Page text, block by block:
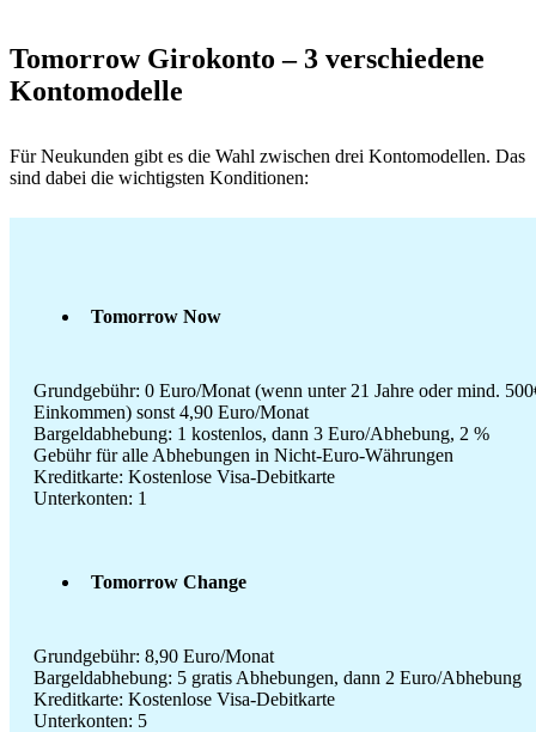
Tomorrow Girokonto – 3 verschiedene
Kontomodelle
Für Neukunden gibt es die Wahl zwischen drei Kontomodellen. Das
sind dabei die wichtigsten Konditionen:
Tomorrow Now
Grundgebühr: 0 Euro/Monat (wenn unter 21 Jahre oder mind.
Einkommen) sonst 4,90 Euro/Monat
Bargeldabhebung: 1 kostenlos, dann 3 Euro/Abhebung, 2 %
Gebühr für alle Abhebungen in Nicht-Euro-Währungen
Kreditkarte: Kostenlose Visa-Debitkarte
Unterkonten: 1
Tomorrow Change
Grundgebühr: 8,90 Euro/Monat
Bargeldabhebung: 5 gratis Abhebungen, dann 2 Euro/Abhebung
Kreditkarte: Kostenlose Visa-Debitkarte
Unterkonten: 5